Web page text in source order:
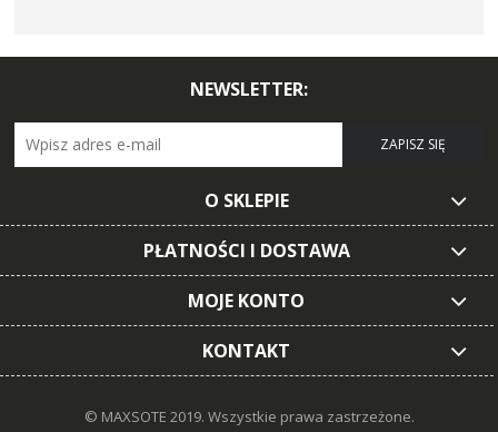
NEWSLETTER:
ZAPISZ SIĘ
O SKLEPIE
PŁATNOŚCI I DOSTAWA
MOJE KONTO
KONTAKT
© MAXSOTE 2019. Wszystkie prawa zastrzeżone.